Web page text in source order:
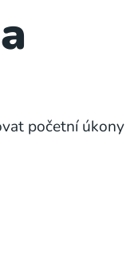
početní úkony